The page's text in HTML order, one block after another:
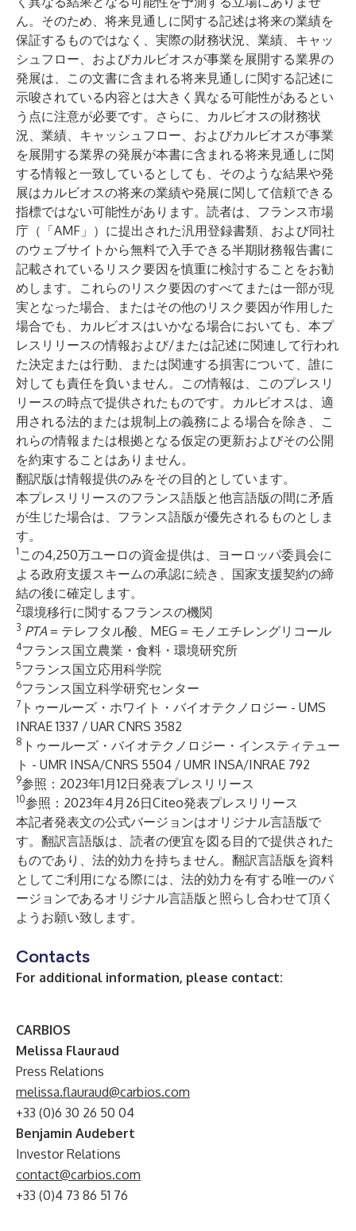
ん。そのため、将来見通しに関する記述は将来の業績を
保証するものではなく、実際の財務状況、業績、キャッ
シュフロー、およびカルビオスが事業を展開する業界の
発展は、この文書に含まれる将来見通しに関する記述に
示唆されている内容とは大きく異なる可能性があるとい
う点に注意が必要です。さらに、カルビオスの財務状
況、業績、キャッシュフロー、およびカルビオスが事業
を展開する業界の発展が本書に含まれる将来見通しに関
する情報と一致しているとしても、そのような結果や発
展はカルビオスの将来の業績や発展に関して信頼できる
指標ではない可能性があります。読者は、フランス市場
庁（「AMF」）に提出された汎用登録書類、および同社
のウェブサイトから無料で入手できる半期財務報告書に
記載されているリスク要因を慎重に検討することをお勧
めします。これらのリスク要因のすべてまたは一部が現
実となった場合、またはその他のリスク要因が作用した
場合でも、カルビオスはいかなる場合においても、本プ
レスリリースの情報および/または記述に関連して行われ
た決定または行動、または関連する損害について、誰に
対しても責任を負いません。この情報は、このプレスリ
リースの時点で提供されたものです。カルビオスは、適
用される法的または規制上の義務による場合を除き、こ
れらの情報または根拠となる仮定の更新およびその公開
を約束することはありません。
翻訳版は情報提供のみをその目的としています。
本プレスリリースのフランス語版と他言語版の間に矛盾
が生じた場合は、フランス語版が優先されるものとしま
す。
1 この4,250万ユーロの資金提供は、ヨーロッパ委員会に
よる政府支援スキームの承認に続き、国家支援契約の締
結の後に確定します。
2環境移行に関するフランスの機関
3 PTA = テレフタル酸、MEG = モノエチレングリコール
4フランス国立農業・食料・環境研究所
5フランス国立応用科学院
6フランス国立科学研究センター
7 トゥールーズ・ホワイト・バイオテクノロジー - UMS
INRAE 1337 / UAR CNRS 3582
8 トゥールーズ・バイオテクノロジー・インスティテュー
ト - UMR INSA/CNRS 5504 / UMR INSA/INRAE 792
9参照： 2023年1月12日発表プレスリリース
10参照： 2023年4月26日Citeo発表プレスリリース
本記者発表文の公式バージョンはオリジナル言語版で
す。翻訳言語版は、読者の便宜を図る目的で提供された
ものであり、法的効力を持ちません。翻訳言語版を資料
としてご利用になる際には、法的効力を有する唯一のバ
ージョンであるオリジナル言語版と照らし合わせて頂く
ようお願い致します。
Contacts
For additional information, please contact:
CARBIOS
Melissa Flauraud
Press Relations
melissa.flauraud@carbios.com
+33 (0)6 30 26 50 04
Benjamin Audebert
Investor Relations
contact@carbios.com
+33 (0)4 73 86 51 76